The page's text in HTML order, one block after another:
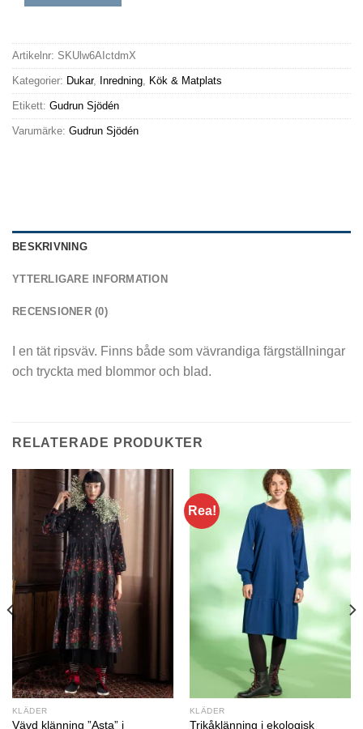
Artikelnr: SKUlw6AIctdmX
Kategorier: Dukar, Inredning Kök & Matplats
Etikett: Gudrun Sjödén
Varumärke: Gudrun Sjödén
BESKRIVNING
YTTERLIGARE INFORMATION
RECENSIONER (0)
I en tät ripsväv. Finns både som vävrandiga färgställningar
och tryckta med blommor och blad.
RELATERADE PRODUKTER
KLÄDER
Vävd klänning ”Asta” i
Rea!
KLÄDER
Trikåklänning i ekologisk